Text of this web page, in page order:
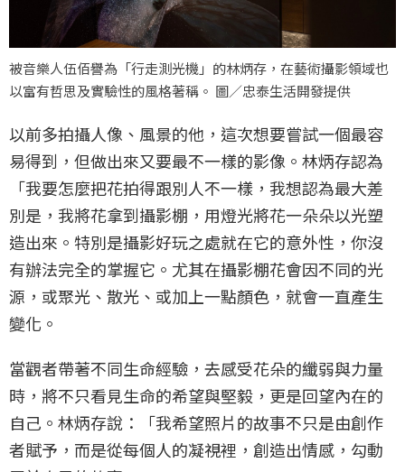
被音樂人伍佰譽為「行走測光機」的林炳存，在藝術攝影領域也
以富有哲思及實驗性的風格著稱。 圖／忠泰生活開發提供
以前多拍攝人像、風景的他，這次想要嘗試一個最容
易得到，但做出來又要最不一樣的影像。林炳存認為
「我要怎麼把花拍得跟別人不一樣，我想認為最大差
別是，我將花拿到攝影棚，用燈光將花一朵朵以光塑
造出來。特別是攝影好玩之處就在它的意外性，你沒
有辦法完全的掌握它。尤其在攝影棚花會因不同的光
源，或聚光、散光、或加上一點顏色，就會一直產生
變化。
當觀者帶著不同生命經驗，去感受花朵的纖弱與力量
時，將不只看見生命的希望與堅毅，更是回望內在的
自己。林炳存說：「我希望照片的故事不只是由創作
者賦予，而是從每個人的凝視裡，創造出情感，勾動